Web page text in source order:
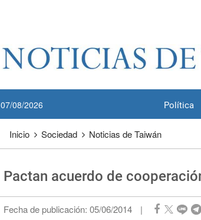
Política
07/08/2026
Inicio Sociedad Noticias de Taiwán
Pactan acuerdo de
Fecha de publicación: 05/06/2014 |